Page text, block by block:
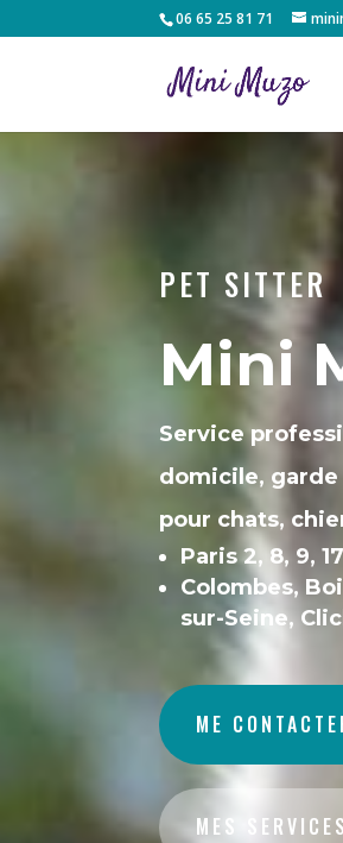
06 65 25 81 71
PET SITTER
Mini
Service
domicile,
pour chats,
Paris 2, 8, 9, 17
Colombes,
sur-Seine,
ME
MES SERVICES